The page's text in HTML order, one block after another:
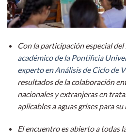
Con la participación especial del
académico de la Pontificia
experto en Análisis de Ciclo de
resultados de la colaboración
nacionales y extranjeras en
aplicables a aguas grises para
El encuentro es abierto a todas